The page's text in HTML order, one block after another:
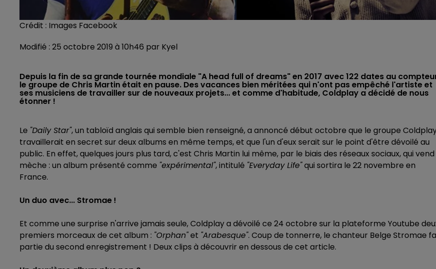
Crédit : Images Facebook
Modifié : 25 octobre 2019 à 10h46 par Kyel
Depuis la fin de sa grande tournée mondiale "A head full of dreams" en 2017 avec 122 dates au
le groupe de Chris Martin était en pause. Des vacances bien méritées qui n'ont pas empêché l'artiste et
ses musiciens de travailler sur de nouveaux projets... et comme d'habitude, Coldplay a décidé de nous
étonner !
Le "Daily Star", un tabloïd anglais qui semble bien renseigné, a annoncé début octobre que le groupe
travaillerait en secret sur deux albums en même temps, et que l'un d'eux serait sur le point d'être dévoilé au
public. En effet, quelques jours plus tard, c'est Chris Martin lui même, par le biais des réseaux sociaux, qui vend
mèche : un album présenté comme "expérimental", intitulé "Everyday Life"qui sortira le 22 novembre en
France.
Un duo avec... Stromae !
Et comme une surprise n'arrive jamais seule, Coldplay a dévoilé ce 24 octobre sur la plateforme Youtube
premiers morceaux de cet album : "Orphan"et "Arabesque". Coup de tonnerre, le chanteur Belge Stromae
partie du second enregistrement ! Deux clips à découvrir en dessous de cet article.